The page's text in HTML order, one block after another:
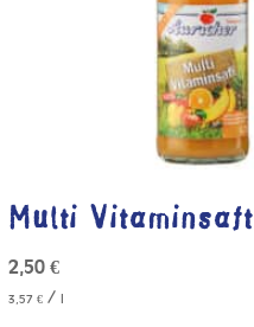
Multi Vitaminsaft
2,50 €
3,57 €/